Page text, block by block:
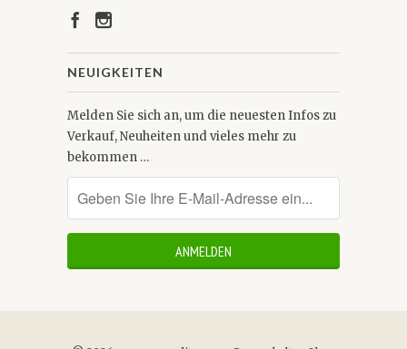
NEUIGKEITEN
Melden Sie sich an, um die neuesten Infos zu
Verkauf, Neuheiten und vieles mehr zu
bekommen …